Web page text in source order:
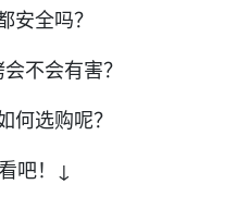
安全吗？
不会有害？
何选购呢？
吧！↓